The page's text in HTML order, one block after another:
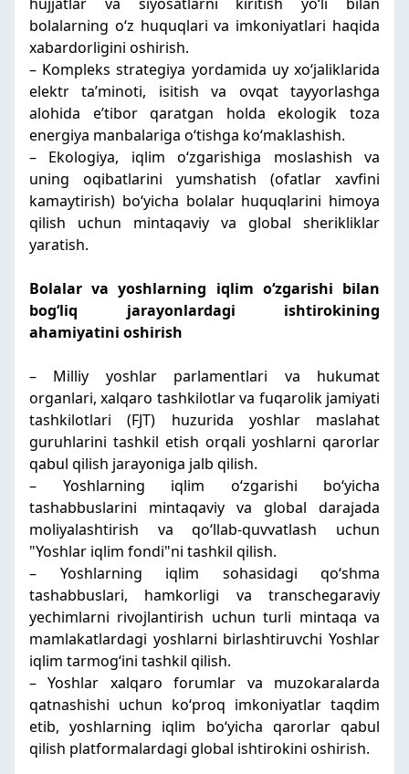
bolalarning oʻz huquqlari va imkoniyatlari haqida
xabardorligini oshirish.
– Kompleks strategiya yordamida uy xoʻjaliklarida
elektr taʼminoti, isitish va ovqat tayyorlashga
alohida eʼtibor qaratgan holda ekologik toza
energiya manbalariga oʻtishga koʻmaklashish.
– Ekologiya, iqlim oʻzgarishiga moslashish va
uning oqibatlarini yumshatish (ofatlar xavfini
kamaytirish) boʻyicha bolalar huquqlarini himoya
qilish uchun mintaqaviy va global sherikliklar
yaratish.
Bolalar va yoshlarning iqlim oʻzgarishi bilan
bogʻliq jarayonlardagi ishtirokining
ahamiyatini oshirish
– Milliy yoshlar parlamentlari va hukumat
organlari, xalqaro tashkilotlar va fuqarolik jamiyati
tashkilotlari (FJT) huzurida yoshlar maslahat
guruhlarini tashkil etish orqali yoshlarni qarorlar
qabul qilish jarayoniga jalb qilish.
– Yoshlarning iqlim oʻzgarishi boʻyicha
tashabbuslarini mintaqaviy va global darajada
moliyalashtirish va qoʻllab-quvvatlash uchun
"Yoshlar iqlim fondi"ni tashkil qilish.
– Yoshlarning iqlim sohasidagi qoʻshma
tashabbuslari, hamkorligi va transchegaraviy
yechimlarni rivojlantirish uchun turli mintaqa va
mamlakatlardagi yoshlarni birlashtiruvchi Yoshlar
iqlim tarmogʻini tashkil qilish.
– Yoshlar xalqaro forumlar va muzokaralarda
qatnashishi uchun koʻproq imkoniyatlar taqdim
etib, yoshlarning iqlim boʻyicha qarorlar qabul
qilish platformalardagi global ishtirokini oshirish.